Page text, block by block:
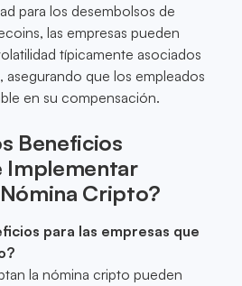
para los desembolsos de
las empresas pueden
típicamente asociados
que los empleados
en su compensación.
Beneficios
Implementar
Cripto?
para las empresas que
la nómina cripto pueden